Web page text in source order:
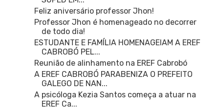
Feliz aniversário professor Jhon!
Professor Jhon é homenageado no decorrer
de todo dia!
ESTUDANTE E FAMÍLIA HOMENAGEIAM A EREF
CABROBÓ PEL...
Reunião de alinhamento na EREF Cabrobó
A EREF CABROBÓ PARABENIZA O PREFEITO
GALEGO DE NAN...
A psicóloga Kezia Santos começa a atuar na
EREF Ca...